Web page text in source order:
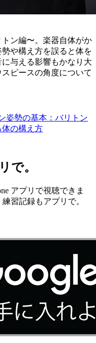
トン編〜。楽器自体がか
や構え方を誤ると体を
与える影響もかなり大
ピースの角度について
姿勢の基本：バリトン
の構え方
で。
アプリで視聴できま
習記録もアプリで。